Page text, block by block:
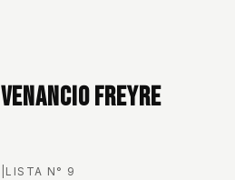
Freyre
LISTA N° 9